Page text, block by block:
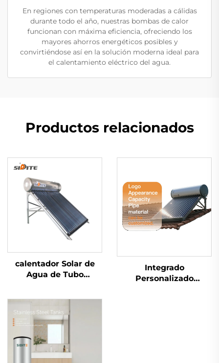
En regiones con temperaturas moderadas a cálidas
durante todo el año, nuestras bombas de calor
funcionan con máxima eficiencia, ofreciendo los
mayores ahorros energéticos posibles y
convirtiéndose así en la solución moderna ideal para
el calentamiento eléctrico del agua.
Productos relacionados
calentador Solar de
Agua de Tubo
Brasil, España, Italia
Integrado
Personalizado